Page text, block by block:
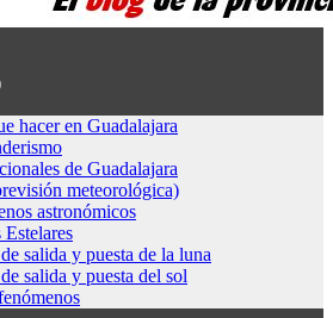
hacer en Guadalajara
de Guadalajara
meteorológica)
astronómicos
Estelares
salida y puesta de la luna
salida y puesta del sol